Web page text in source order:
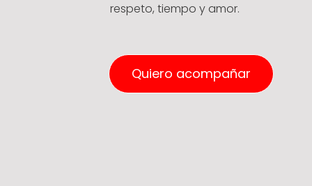
respeto, tiempo y amor.
Quiero acompañar